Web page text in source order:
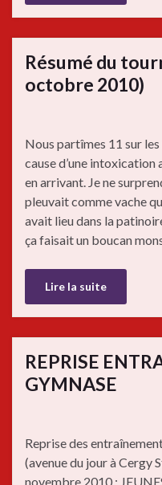
Résumé du
octobre 2010)
Nous partîmes 11 sur
cause d’une intoxication
en arrivant. Je ne
pleuvait comme vache
avait lieu dans la
ça faisait un boucan
Lire la suite
REPRISE
GYMNASE
Reprise des
(avenue du jour à Cergy
novembre 2010 :